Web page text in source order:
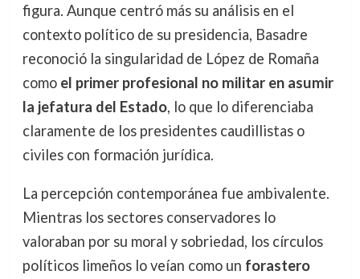
figura. Aunque centró más su análisis en el
contexto político de su presidencia, Basadre
reconoció la singularidad de López de Romaña
como el primer profesional no militar en asumir
la jefatura del Estado, lo que lo diferenciaba
claramente de los presidentes caudillistas o
civiles con formación jurídica.
La percepción contemporánea fue ambivalente.
Mientras los sectores conservadores lo
valoraban por su moral y sobriedad, los círculos
políticos limeños lo veían como un forastero